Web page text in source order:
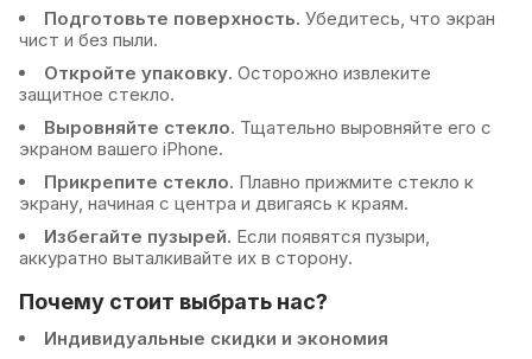
Чипы
Чехол Leather Case для 16 Pro
Чехол Leather Case для 16 Pro
Max
Чехол Leather Case для 16e
Чехол Leather Case для 17 Pro
Чехол Leather Case для 17 Pro
Max
Чехол Leather Case для 7/8
Чехол Leather Case для 7/8 Plus
для 17 Air
для 17 Pro Max
для 5G/5S/5SE
для 6G Plus/6S Plus
для 6G/6S
для 7 Plus/8 Plus
для 7/8/SE
Подготовьте поверхность. Убедитесь, что экран
чист и без пыли.
Откройте упаковку. Осторожно извлеките
защитное стекло.
Выровняйте стекло. Тщательно выровняйте его с
экраном вашего iPhone.
Прикрепите стекло. Плавно прижмите стекло к
экрану, начиная с центра и двигаясь к краям.
Избегайте пузырей. Если появятся пузыри,
аккуратно выталкивайте их в сторону.
Почему стоит выбрать нас?
Индивидуальные скидки и экономия